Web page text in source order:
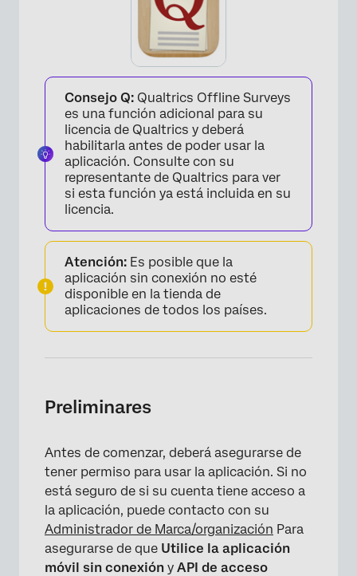
Consejo Q: Qualtrics Offline Surveys
es una función adicional para su
licencia de Qualtrics y deberá
habilitarla antes de poder usar la
aplicación. Consulte con su
representante de Qualtrics para ver
si esta función ya está incluida en su
licencia.
Atención: Es posible que la
aplicación sin conexión no esté
disponible en la tienda de
aplicaciones de todos los países.
Preliminares
Antes de comenzar, deberá asegurarse de
tener permiso para usar la aplicación. Si no
está seguro de si su cuenta tiene acceso a
la aplicación, puede contacto con su
Administrador de Marca/organización Para
asegurarse de que Utilice la aplicación
móvil sin conexión y API de acceso